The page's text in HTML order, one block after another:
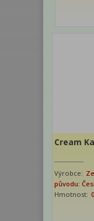
Cream
Výrobce:
původu:
Hmotnost: